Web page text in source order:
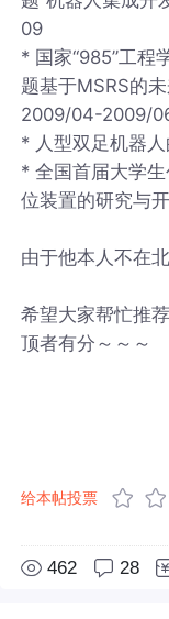
09
* 国家“985”工程
题基于MSRS的
2009/04-2009/
* 人型双足机器
* 全国首届大学
位装置的研究与
由于他本人不在
希望大家帮忙推
顶者有分～～～
给本帖投票
462 28